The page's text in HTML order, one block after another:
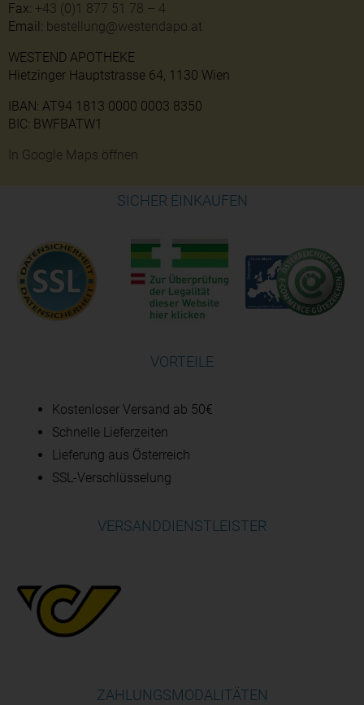
Fax: +43 (0)1 877 51 78 – 4
Email: bestellung@westendapo.at
WESTEND APOTHEKE
Hietzinger Hauptstrasse 64, 1130 Wien
IBAN: AT94 1813 0000 0003 8350
BIC: BWFBATW1
In Google Maps öffnen
SICHER EINKAUFEN
VORTEILE
Kostenloser Versand ab 50€
Schnelle Lieferzeiten
Lieferung aus Österreich
SSL-Verschlüsselung
VERSANDDIENSTLEISTER
ZAHLUNGSMODALITÄTEN